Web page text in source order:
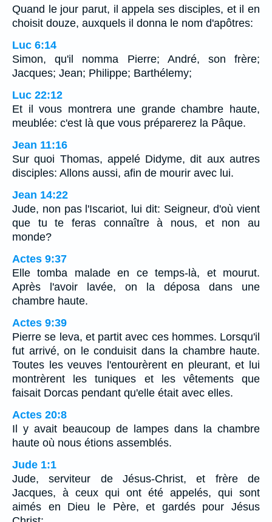
Quand le jour parut, il appela ses disciples, et il en
choisit douze, auxquels il donna le nom d'apôtres:
Luc 6:14
Simon, qu'il nomma Pierre; André, son frère;
Jacques; Jean; Philippe; Barthélemy;
Luc 22:12
Et il vous montrera une grande chambre haute,
meublée: c'est là que vous préparerez la Pâque.
Jean 11:16
Sur quoi Thomas, appelé Didyme, dit aux autres
disciples: Allons aussi, afin de mourir avec lui.
Jean 14:22
Jude, non pas l'Iscariot, lui dit: Seigneur, d'où vient
que tu te feras connaître à nous, et non au
monde?
Actes 9:37
Elle tomba malade en ce temps-là, et mourut.
Après l'avoir lavée, on la déposa dans une
chambre haute.
Actes 9:39
Pierre se leva, et partit avec ces hommes. Lorsqu'il
fut arrivé, on le conduisit dans la chambre haute.
Toutes les veuves l'entourèrent en pleurant, et lui
montrèrent les tuniques et les vêtements que
faisait Dorcas pendant qu'elle était avec elles.
Actes 20:8
Il y avait beaucoup de lampes dans la chambre
haute où nous étions assemblés.
Jude 1:1
Jude, serviteur de Jésus-Christ, et frère de
Jacques, à ceux qui ont été appelés, qui sont
aimés en Dieu le Père, et gardés pour Jésus